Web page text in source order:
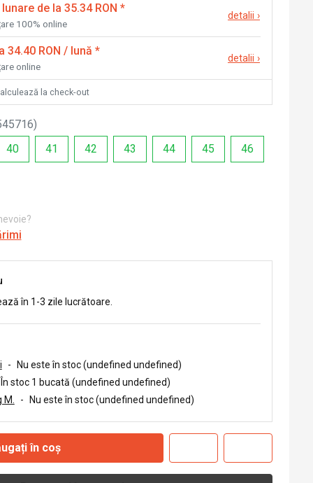
de la 35.34 RON *
100% online
detalii ›
34.40 RON / lună *
online
detalii ›
la check-out
)
40 41 42 43 44 45 46
în 1-3 zile lucrătoare.
-
Nu este în stoc (undefined undefined)
În stoc 1 bucată (undefined undefined)
- Nu este în stoc (undefined undefined)
în coș